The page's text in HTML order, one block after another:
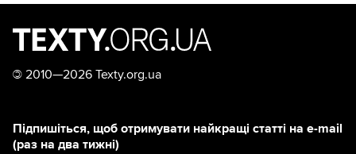
© 2010—2026 Texty.org.ua
Підпишіться, щоб отримувати найкращі статті на e-mail
(раз на два тижні)